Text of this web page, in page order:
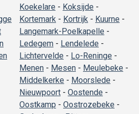
Koekelare - Koksijde -
Kortemark - Kortrijk - Kuurne -
Langemark-Poelkapelle -
Ledegem - Lendelede -
Lichtervelde - Lo-Reninge -
Menen - Mesen - Meulebeke -
Middelkerke - Moorslede -
Nieuwpoort - Oostende -
Oostkamp - Oostrozebeke -